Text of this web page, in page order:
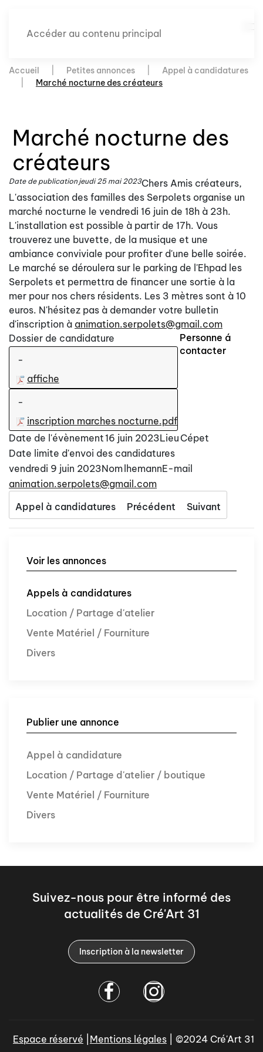
Accéder au contenu principal
Accueil Petites annonces
Appel à candidatures
Marché nocturne des créateurs
Marché nocturne des
créateurs
Date de publication jeudi 25 mai 2023Chers Amis créateurs,
L'association des familles des Serpolets organise un
marché nocturne le vendredi 16 juin de 18h à 23h.
L'installation est possible à partir de 17h. Vous
trouverez une buvette, de la musique et une
ambiance conviviale pour profiter d'une belle soirée.
Le marché se déroulera sur le parking de l'Ehpad les
Serpolets et permettra de financer une sortie à la
mer pour nos chers résidents. Les 3 mètres sont à 10
euros. N'hésitez pas à demander votre bulletin
d'inscription à animation.serpolets@gmail.com
Dossier de candidature
-
affiche
-
inscription marches nocturne.pdf
Date de l'évènement16 juin 2023Lieu Cépet
Date limite d'envoi des candidatures
vendredi 9 juin 2023
Personne á
contacter
NomlhemannE-mail
animation.serpolets@gmail.com
Appel à candidatures
Précédent Suivant
Voir les annonces
Appels à candidatures
Location / Partage d'atelier
Vente Matériel / Fourniture
Divers
Publier une annonce
Appel à candidature
Location / Partage d'atelier / boutique
Vente Matériel / Fourniture
Divers
Suivez-nous pour être informé des
actualités de Cré'Art 31
Inscription à la newsletter
Espace réservé Mentions légales | ©2024 Cré'Art 31